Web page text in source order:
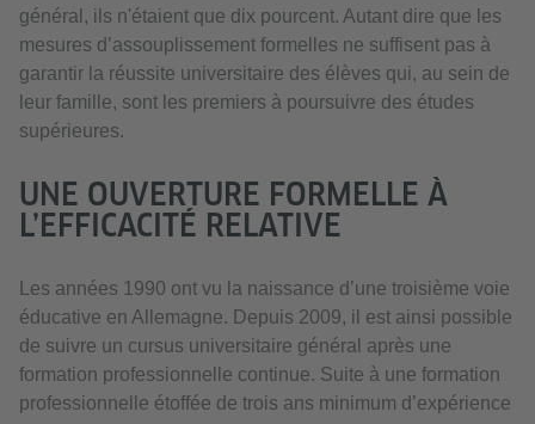
général, ils n'étaient que dix pourcent. Autant dire que les
mesures d’assouplissement formelles ne suffisent pas à
garantir la réussite universitaire des élèves qui, au sein de
leur famille, sont les premiers à poursuivre des études
supérieures.
UNE OUVERTURE FORMELLE À
L’EFFICACITÉ RELATIVE
Les années 1990 ont vu la naissance d’une troisième voie
éducative en Allemagne. Depuis 2009, il est ainsi possible
de suivre un cursus universitaire général après une
formation professionnelle continue. Suite à une formation
professionnelle étoffée de trois ans minimum d’expérience